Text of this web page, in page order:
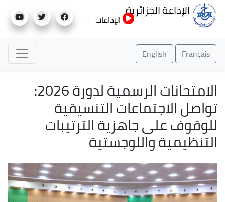
إلى
الإذاعة الجزائرية
الإذاعات
Français
English
الامتحانات الرسمية لدورة 2026:
تواصل الاجتماعات التنسيقية
للوقوف على جاهزية الترتيبات
التنظيمية واللوجستية